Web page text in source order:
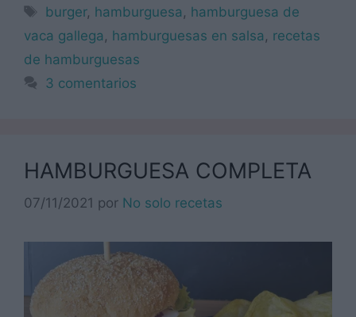
Etiquetas
burger, hamburguesa , hamburguesa de
vaca gallega , hamburguesas en salsa , recetas
de hamburguesas
3 comentarios
HAMBURGUESA COMPLETA
07/11/2021 por No solo recetas